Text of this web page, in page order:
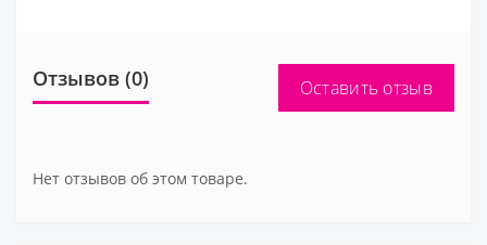
Отзывов (0) Оставить отзыв
Нет отзывов об этом товаре.